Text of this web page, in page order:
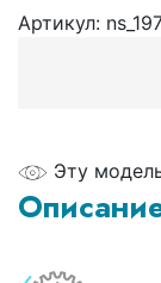
Артикул:
Эту